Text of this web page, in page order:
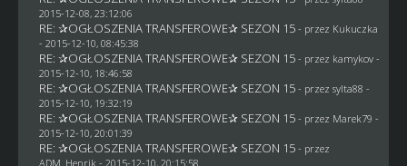
2015-12-08, 23:12:06
RE: ✰OGŁOSZENIA TRANSFEROWE✰ SEZON 15 - przez Kukuczka
- 2015-12-10, 08:45:38
RE: ✰OGŁOSZENIA TRANSFEROWE✰ SEZON 15 - przez kamykov-
2015-12-10, 18:46:58
RE: ✰OGŁOSZENIA TRANSFEROWE✰ SEZON 15 - przez sylta88 -
2015-12-10, 19:32:19
RE: ✰OGŁOSZENIA TRANSFEROWE✰ SEZON 15 - przez Marek79 -
2015-12-10, 20:01:39
RE: ✰OGŁOSZENIA TRANSFEROWE✰ SEZON 15 - przez
ADM_Henrik - 2015-12-10, 20:15:58